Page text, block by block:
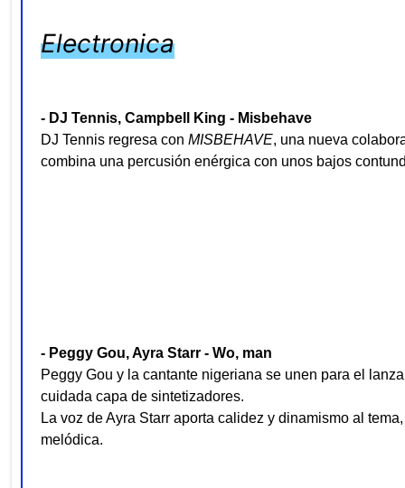
Electronica
- DJ Tennis, Campbell King - Misbehave
DJ Tennis regresa con MISBEHAVE, una nueva
combina una percusión enérgica con unos bajos
- Peggy Gou, Ayra Starr - Wo, man
Peggy Gou y la cantante nigeriana se unen para el
cuidada capa de sintetizadores.
La voz de Ayra Starr aporta calidez y dinamismo al
melódica.